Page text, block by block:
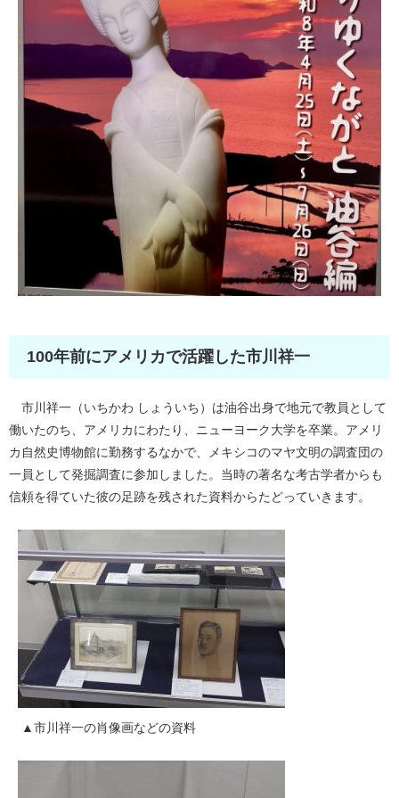
100年前にアメリカで活躍した市川祥一
市川祥一（いちかわ しょういち）は油谷出身で地元で教員として
働いたのち、アメリカにわたり、ニューヨーク大学を卒業。アメリ
カ自然史博物館に勤務するなかで、メキシコのマヤ文明の調査団の
一員として発掘調査に参加しました。当時の著名な考古学者からも
信頼を得ていた彼の足跡を残された資料からたどっていきます。
▲市川祥一の肖像画などの資料